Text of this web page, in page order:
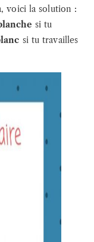
voici la solution :
si tu
si tu travailles